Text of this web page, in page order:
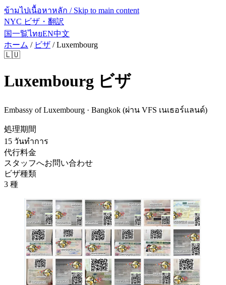
ข้ามไปเนื้อหาหลัก / Skip to main content
NYC ビザ・翻訳
国一覧ไทยEN中文
ホーム / ビザ /Luxembourg
🇱🇺
Luxembourg ビザ
Embassy of Luxembourg · Bangkok (ผ่าน VFS เนเธอร์แลนด์)
処理期間
15 วันทำการ
代行料金
スタッフへお問い合わせ
ビザ種類
3 種